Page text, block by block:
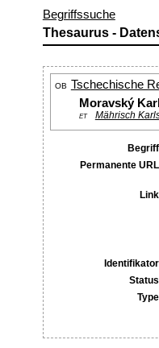
Begriffssuche
Thesaurus -
OB Tschechische
Moravský
ET Mährisch
Begriff
Permanente URL
Link
Identifikator
Status
Type